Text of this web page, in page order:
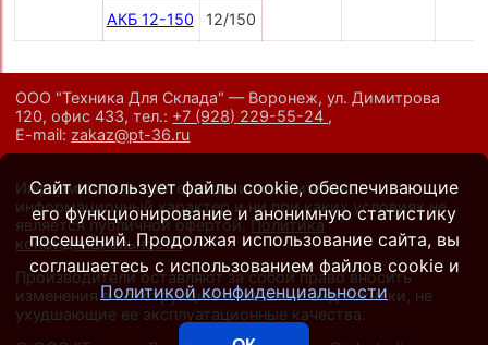
АКБ 12-150 12/150
ООО "Техника Для Склада" — Воронеж, ул. Димитрова
120, офис 433,тел.: +7 (928) 229-55-24 ,
E-mail: zakaz@pt-36.ru
Информация на сайте носит исключительно
информационный характер и ни при каких условиях не
является публичной офертой. Политика
конфиденциальности.
Производители оставляют за собой право вносить
изменения в конструкцию и внешний вид техники, не
ухудшающие ее эксплуатационные качества.
Сайт использует файлы cookie, обеспечивающие
его функционирование и анонимную статистику
посещений. Продолжая использование сайта, вы
соглашаетесь с использованием файлов cookie и
Политикой конфиденциальности